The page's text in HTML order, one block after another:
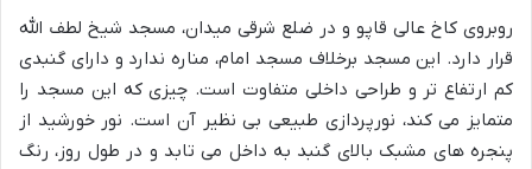
روبروی کاخ عالی قاپو و در ضلع شرقی میدان، مسجد شیخ لطف الله
قرار دارد. این مسجد برخلاف مسجد امام، مناره ندارد و دارای گنبدی
کم ارتفاع تر و طراحی داخلی متفاوت است. چیزی که این مسجد را
متمایز می کند، نورپردازی طبیعی بی نظیر آن است. نور خورشید از
پنجره های مشبک بالای گنبد به داخل می تابد و در طول روز، رنگ